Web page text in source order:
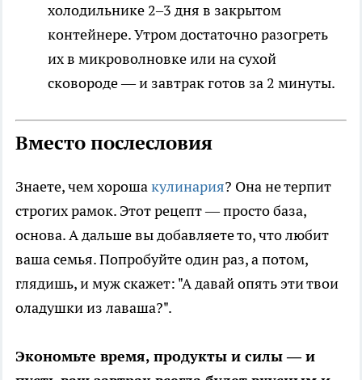
холодильнике 2–3 дня в закрытом
контейнере. Утром достаточно разогреть
их в микроволновке или на сухой
сковороде — и завтрак готов за 2 минуты.
Вместо послесловия
Знаете, чем хорошакулинария? Она не терпит
строгих рамок. Этот рецепт — просто база,
основа. А дальше вы добавляете то, что любит
ваша семья. Попробуйте один раз, а потом,
глядишь, и муж скажет: "А давай опять эти твои
оладушки из лаваша?".
Экономьте время, продукты и силы — и